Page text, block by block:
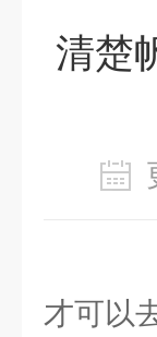
清楚
才可以